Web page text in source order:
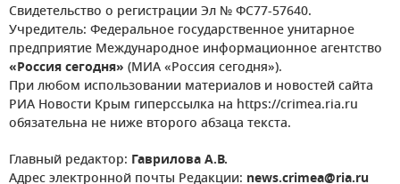
Свидетельство о регистрации Эл № ФС77-57640.
Учредитель: Федеральное государственное унитарное
предприятие Международное информационное агентство
«Россия сегодня» (МИА «Россия сегодня»).
При любом использовании материалов и новостей сайта
РИА Новости Крым гиперссылка на https://crimea.ria.ru
обязательна не ниже второго абзаца текста.
Главный редактор: Гаврилова А.В.
Адрес электронной почты Редакции: news.crimea@ria.ru